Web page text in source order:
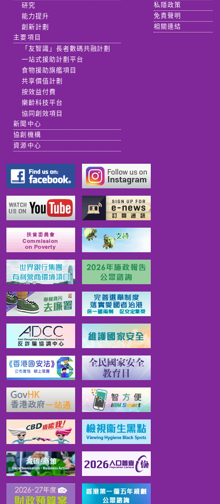
研究
能力提升
創新計劃
主要項目
「友智識」長者數碼共融計劃
一站式援助計劃平台
食物援助旗艦項目
共享價值計劃
按效益付費
樂齡科技平台
協同創效項目
新聞中心
協創機構
資源中心
私隱政策
免責聲明
相關連結